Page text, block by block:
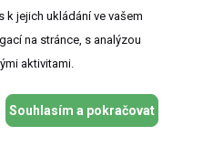
Dobson-Stone C, Tison F et al.
and phenotype. Ann Neurol 2001;
WR. Haematological changes
of the Kell blood group system. Br J
jejich ukládání ve vašem
na stránce, s analýzou
aktivitami.
Souhlasím a pokračovat